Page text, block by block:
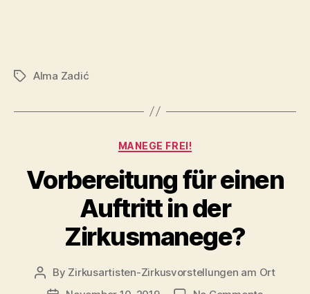
TagsAlma Zadić
Categories
MANEGE FREI!
Vorbereitung für einen
Auftritt in der
Zirkusmanege?
Post
author
By Zirkusartisten-Zirkusvorstellungen am Ort